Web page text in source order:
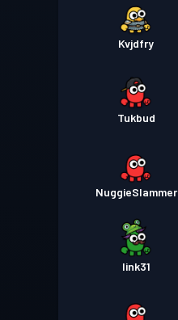
Kvjdfry
Tukbud
NuggieSlammer
link31